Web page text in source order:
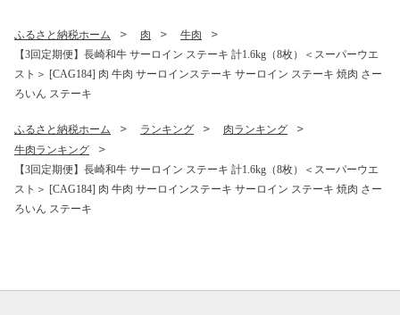
ク 贈答 ギフト 冷蔵 美味しい
おいしい 海の幸 海産物 魚介
類 カルパッチョ 鯛の煮つけ
料理 お刺身 タイ 真鯛 海鮮
ふるさと納税ホーム 肉
牛肉
【3回定期便】長崎和牛 サーロイン ステーキ 計1.6kg（8枚）＜スーパーウエ
スト＞ [CAG184] 肉 牛肉 サーロインステーキ サーロイン ステーキ 焼肉 さー
ろいん ステーキ
ふるさと納税ホーム ランキング
肉ランキング
牛肉ランキング
【3回定期便】長崎和牛 サーロイン ステーキ 計1.6kg（8枚）＜スーパーウエ
スト＞ [CAG184] 肉 牛肉 サーロインステーキ サーロイン ステーキ 焼肉 さー
ろいん ステーキ